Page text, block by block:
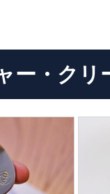
ー・クリ